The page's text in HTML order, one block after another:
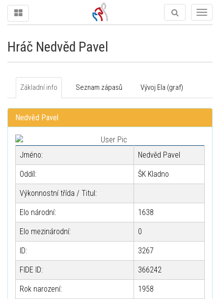
Hráč Nedvěd Pavel
Základní info Seznam zápasů Vývoj Ela (graf)
Nedvěd Pavel
Jméno: Nedvěd Pavel
Oddíl: ŠK Kladno
Výkonnostní třída / Titul:
Elo národní: 1638
Elo mezinárodní: 0
ID: 3267
FIDE ID: 366242
Rok narození: 1958